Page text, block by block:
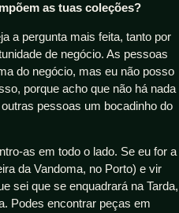
as tuas coleções?
a pergunta mais feita, tanto por
de negócio. As pessoas
do negócio, mas eu não posso
porque acho que não há nada
pessoas um bocadinho do
as em todo o lado. Se eu for a
da Vandoma, no Porto) e vir
sei que se enquadrará na Tarda,
Podes encontrar peças em